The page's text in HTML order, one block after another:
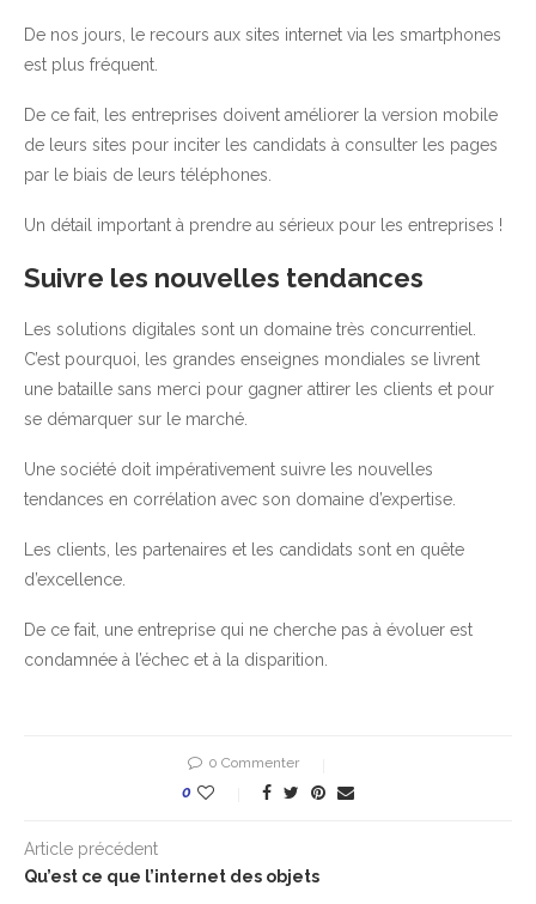
De nos jours, le recours aux sites internet via les smartphones
est plus fréquent.
De ce fait, les entreprises doivent améliorer la version mobile
de leurs sites pour inciter les candidats à consulter les pages
par le biais de leurs téléphones.
Un détail important à prendre au sérieux pour les entreprises !
Suivre les nouvelles tendances
Les solutions digitales sont un domaine très concurrentiel.
C’est pourquoi, les grandes enseignes mondiales se livrent
une bataille sans merci pour gagner attirer les clients et pour
se démarquer sur le marché.
Une société doit impérativement suivre les nouvelles
tendances en corrélation avec son domaine d’expertise.
Les clients, les partenaires et les candidats sont en quête
d’excellence.
De ce fait, une entreprise qui ne cherche pas à évoluer est
condamnée à l’échec et à la disparition.
0 Commenter
0
Article précédent
Qu’est ce que l’internet des objets